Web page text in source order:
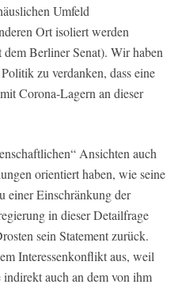
Umfeld
Ort isoliert werden
Berliner Senat). Wir haben
zu verdanken, dass eine
Corona-Lagern an dieser
Ansichten auch
orientiert haben, wie seine
einer Einschränkung der
in dieser Detailfrage
sein Statement zurück.
Interessenkonflikt aus, weil
auch an dem von ihm